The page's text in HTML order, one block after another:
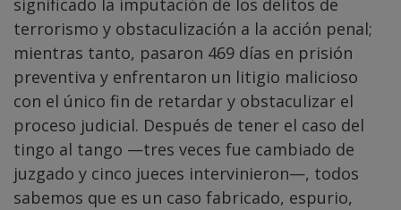
significado la imputación de los delitos de
terrorismo y obstaculización a la acción penal;
mientras tanto, pasaron 469 días en prisión
preventiva y enfrentaron un litigio malicioso
con el único fin de retardar y obstaculizar el
proceso judicial. Después de tener el caso del
tingo al tango —tres veces fue cambiado de
juzgado y cinco jueces intervinieron—, todos
sabemos que es un caso fabricado, espurio,